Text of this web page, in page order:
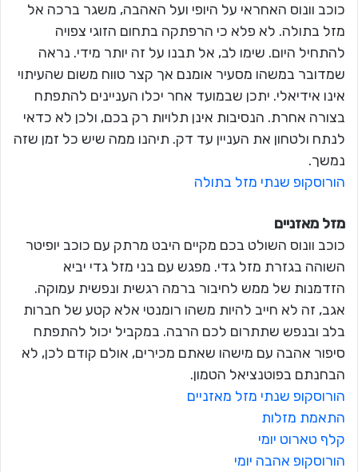
כוכב וונוס האחראי על היופי ועל האהבה, משגר ברכה אל
מזל בתולה. לא פלא כי הרפתקה בתחום הזוגי צפויה
להתחיל היום. שימו לב, אל תבנו על זה יותר מידי. נראה
שמדובר במשהו מסעיר אומנם אך קצר טווח משום שהעיתוי
אינו אידיאלי. יתכן שבמועד אחר יכלו העניינים להתפתח
בצורה אחרת. הנסיבות אינן תלויות רק בכם, ולכן לא כדאי
לנתח ולטחון את העניין עד דק. תיהנו ממה שיש כל זמן שזה
נמשך.
הורוסקופ שנתי מזל בתולה
מזל מאזניים
כוכב וונוס השולט בכם מקיים היבט מרתק עם כוכב יופיטר
השוהה בגזרת מזל גדי. מפגש עם בני מזל גדי יביא
הזדמנות של ממש לחיבור ברמה רגשית ונפשית עמוקה.
אגב, זה לא חייב להיות משהו רומנטי אלא קטע של חברות
בלב ובנפש שתתרום לכם הרבה. במקביל יכול להתפתח
סיפור אהבה עם מישהו שאתם מכירים, אולם קודם לכן, לא
הבחנתם בפוטנציאל הטמון.
הורוסקופ שנתי מזל מאזניים
התאמת מזלות
קלף טארוט יומי
הורוסקופ אהבה יומי